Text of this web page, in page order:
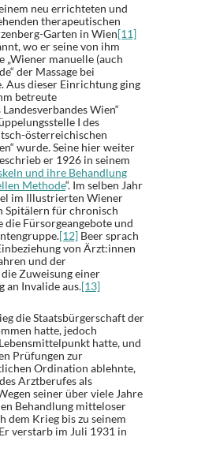
neu errichteten und
therapeutischen
Garten in Wien[11]
wo er seine von ihm
„Wiener manuelle (auch
der Massage bei
Aus dieser Einrichtung ging
betreute
Wien“
I des
österreichischen
wurde. Seine hier weiter
er 1926 in seinem
und ihre Behandlung
Methode“. Im selben Jahr
im Illustrierten Wiener
Spitälern für chronisch
die Fürsorgeangebote und
[12] Beer sprach
von Ärzt:innen
und der
Zuweisung einer
an Invalide aus.[13]
die Staatsbürgerschaft der
hatte, jedoch
hatte, und
Prüfungen zur
Ordination ablehnte,
Arztberufes als
seiner über viele Jahre
Behandlung mitteloser
dem Krieg bis zu seinem
verstarb im Juli 1931 in